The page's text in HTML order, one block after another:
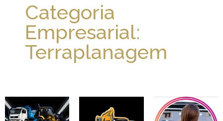
Categoria
Empresarial:
Terraplanagem